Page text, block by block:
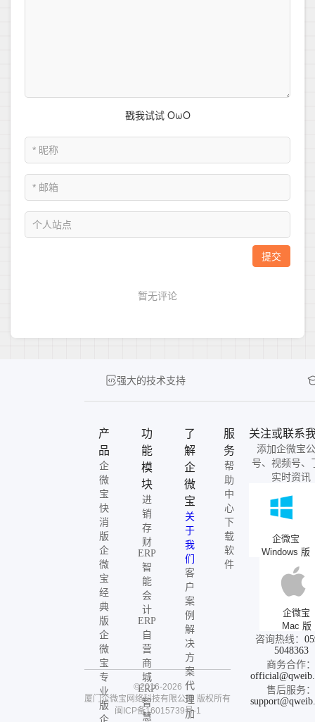
强大的技术支持
产
品
企
微
宝
快
消
版
企
微
宝
经
典
版
企
微
宝
专
业
版
企
功
能
模
块
进
销
存
财
ERP
智
能
会
计
ERP
自
营
商
城
ERP
智
慧
了
解
企
微
宝
关
于
我
们
客
户
案
例
解
决
方
案
代
理
加
服
务
帮
助
中
心
下
载
软
件
关注或联系
添加企微宝
号、视频号、
实时资讯
企微宝
Windows 版
企微宝
Mac 版
咨询热线：
5048363
商务合作：
售后服务：
©2016-2026
厦门企微宝网络科技有限公司 版权所有
闽ICP备16015739号-1